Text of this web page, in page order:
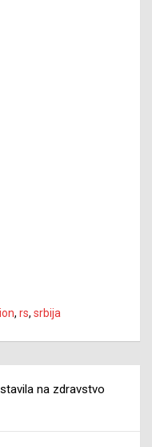
, rs, srbija
na zdravstvo